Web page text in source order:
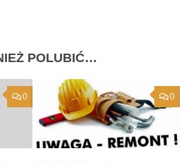
POLUBIĆ…
0 0